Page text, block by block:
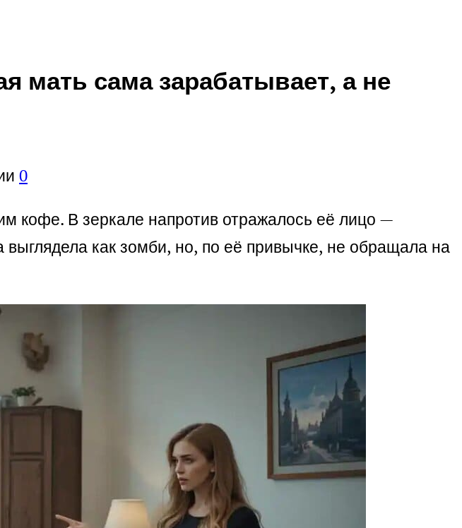
мать сама зарабатывает, а не
0
кофе. В зеркале напротив отражалось её лицо —
выглядела как зомби, но, по её привычке, не обращала на